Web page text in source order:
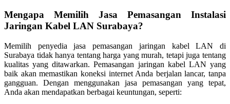
Mengapa Memilih Jasa Pemasangan Instalasi
Jaringan Kabel LAN Surabaya?
Memilih penyedia jasa pemasangan jaringan kabel LAN di
Surabaya tidak hanya tentang harga yang murah, tetapi juga tentang
kualitas yang ditawarkan. Pemasangan jaringan kabel LAN yang
baik akan memastikan koneksi internet Anda berjalan lancar, tanpa
gangguan. Dengan menggunakan jasa pemasangan yang tepat,
Anda akan mendapatkan berbagai keuntungan, seperti: